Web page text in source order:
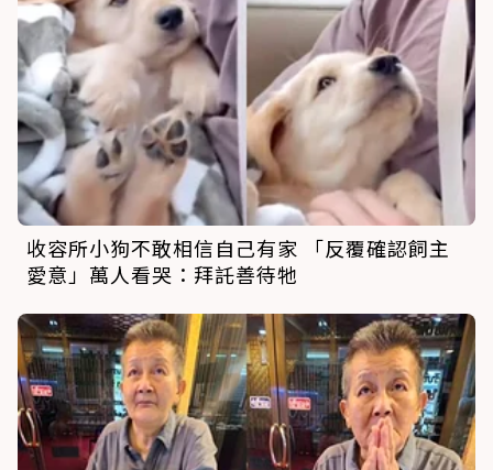
收容所小狗不敢相信自己有家 「反覆確認飼主
愛意」萬人看哭：拜託善待牠